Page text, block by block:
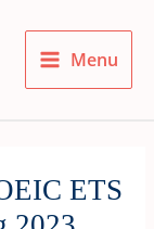
Main
Menu
ETS